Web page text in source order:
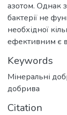
азотом. Однак
бактерії не
необхідної
ефективним є
Keywords
Мінеральні
добрива
Citation